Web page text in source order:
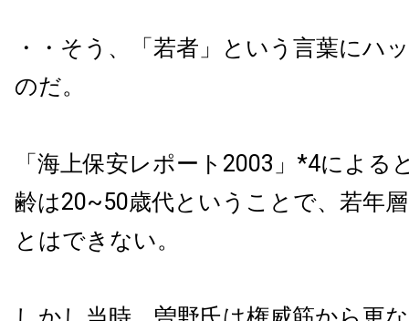
・・そう、「若者」という言葉にハ
のだ。
「海上保安レポート2003」*4による
齢は20~50歳代ということで、若年
とはできない。